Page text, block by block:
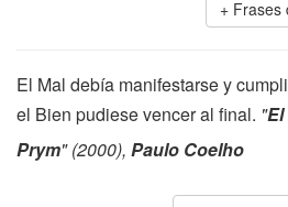
Frases
El Mal debía manifestarse y
el Bien pudiese vencer al final. "
Prym" (2000), Paulo Coelho